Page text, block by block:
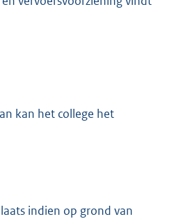
kan het college het
indien op grond van